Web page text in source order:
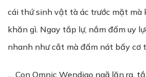
cái thứ sinh vật tà ác trước mặt mà
khăn gì. Ngay tắp lự, nắm đấm uy
nhanh như cắt mà đấm nát bấy cơ
… Con Omnic Wendigo ngã lăn ra,